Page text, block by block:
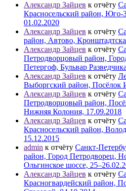
Александр Зайцев к отчёту
Красносельский район, Юго-
01.02.2020
Александр Зайцев к отчёту
район, Автово,
Александр Зайцев к отчёту
Петродворцовый район,
Петергоф, Бульвар
Александр Зайцев к отчёту
Выборгский район, Посёлок
Александр Зайцев к отчёту
Петродворцовый район,
Нижняя Колония, 17.09.2018
Александр Зайцев к отчёту
Красносельский район,
15.12.2015
admin к отчёту Санкт-
район, Город Петродворец,
Ольгинское шоссе,
Александр Зайцев к отчёту
Красногвардейский район,